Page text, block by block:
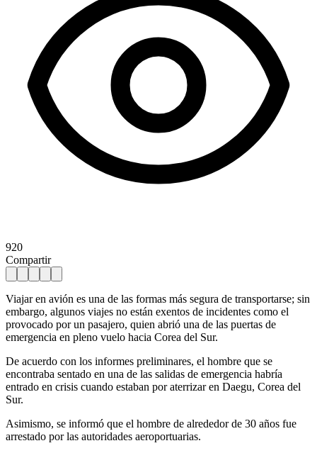
920
Compartir
Viajar en avión es una de las formas más segura de transportarse; sin
embargo, algunos viajes no están exentos de incidentes como el
provocado por un pasajero, quien abrió una de las puertas de
emergencia en pleno vuelo hacia Corea del Sur.
De acuerdo con los informes preliminares, el hombre que se
encontraba sentado en una de las salidas de emergencia habría
entrado en crisis cuando estaban por aterrizar en Daegu, Corea del
Sur.
Asimismo, se informó que el hombre de alrededor de 30 años fue
arrestado por las autoridades aeroportuarias.